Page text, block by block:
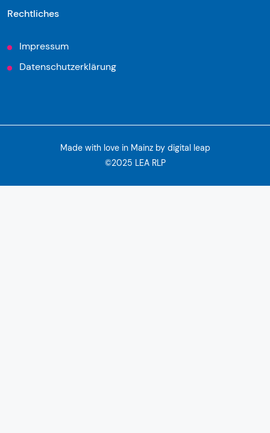
Rechtliches
Impressum
Datenschutzerklärung
©2025 LEA RLP
Made with love in Mainz by digital leap